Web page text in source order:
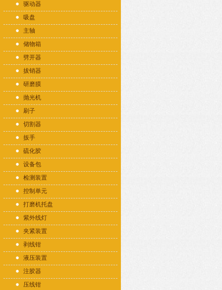
驱动器
吸盘
主轴
储物箱
劈开器
拔销器
研磨膜
抛光机
刷子
切割器
扳手
硫化胶
设备包
检测装置
控制单元
打磨机托盘
紫外线灯
夹紧装置
剥线钳
液压装置
注胶器
压线钳